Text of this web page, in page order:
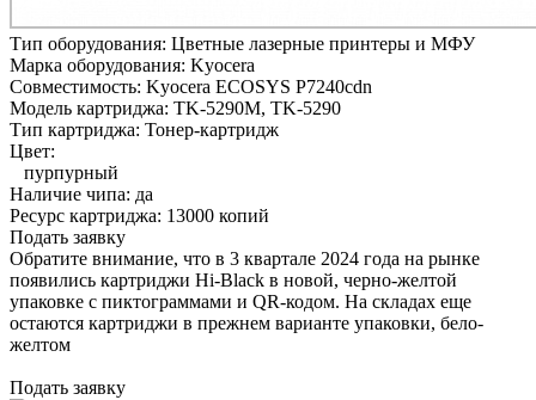
Тип оборудования: Цветные лазерные принтеры и МФУ
Марка оборудования: Kyocera
Совместимость: Kyocera ECOSYS P7240cdn
Модель картриджа: TK-5290M, TK-5290
Тип картриджа: Тонер-картридж
Цвет:
пурпурный
Наличие чипа: да
Ресурс картриджа: 13000 копий
Подать заявку
Обратите внимание, что в 3 квартале 2024 года на рынке
появились картриджи Hi-Black в новой, черно-желтой
упаковке с пиктограммами и QR-кодом. На складах еще
остаются картриджи в прежнем варианте упаковки, бело-
желтом
Подать заявку